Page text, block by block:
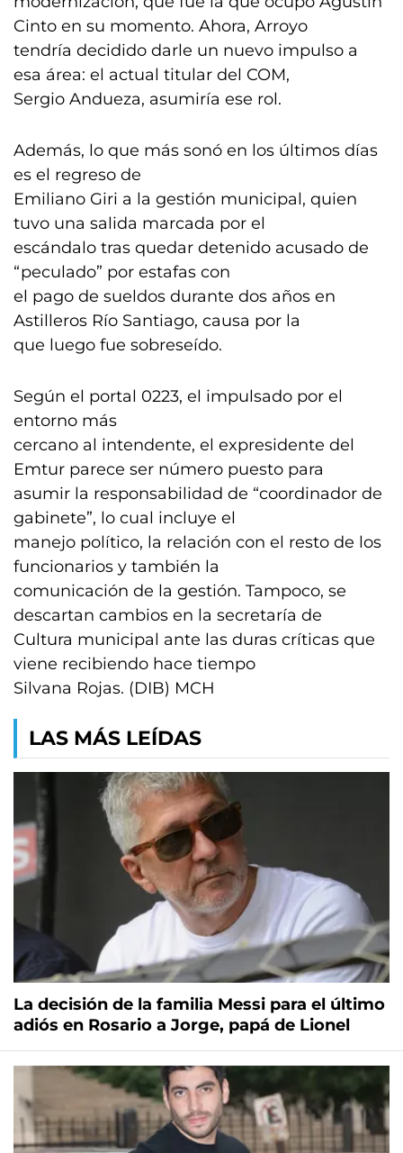
Cinto en su momento. Ahora, Arroyo
tendría decidido darle un nuevo impulso a
esa área: el actual titular del COM,
Sergio Andueza, asumiría ese rol.
Además, lo que más sonó en los últimos días
es el regreso de
Emiliano Giri a la gestión municipal, quien
tuvo una salida marcada por el
escándalo tras quedar detenido acusado de
“peculado” por estafas con
el pago de sueldos durante dos años en
Astilleros Río Santiago, causa por la
que luego fue sobreseído.
Según el portal 0223, el impulsado por el
entorno más
cercano al intendente, el expresidente del
Emtur parece ser número puesto para
asumir la responsabilidad de “coordinador de
gabinete”, lo cual incluye el
manejo político, la relación con el resto de los
funcionarios y también la
comunicación de la gestión. Tampoco, se
descartan cambios en la secretaría de
Cultura municipal ante las duras críticas que
viene recibiendo hace tiempo
Silvana Rojas. (DIB) MCH
LAS MÁS LEÍDAS
La decisión de la familia Messi para el último
adiós en Rosario a Jorge, papá de Lionel